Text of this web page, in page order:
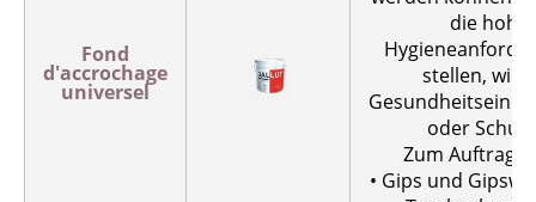
Fond
d'accrochage
universel
die hohe
stellen, wie
oder
Zum
• Gips und